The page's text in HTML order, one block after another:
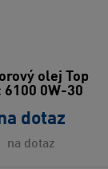
olej Top
6100 0W-30
dotaz
na dotaz